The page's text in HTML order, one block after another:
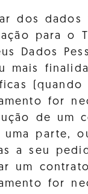
dos dados
para o
Dados
mais
for
de um
uma parte,
a seu
um
for